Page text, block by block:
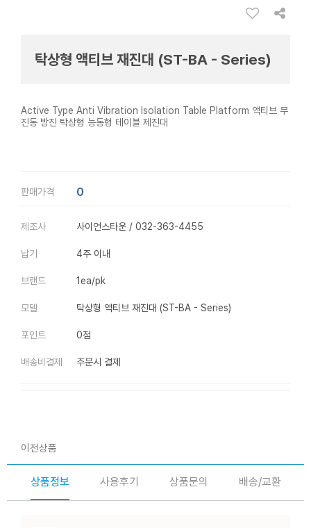
탁상형 액티브 재진대 (ST-BA - Series)
Active Type Anti Vibration Isolation Table Platform 액티브 무
진동 방진 탁상형 능동형 테이블 제진대
판매가격 0
제조사 사이언스타운 / 032-363-4455
납기 4주 이내
브랜드 1ea/pk
모델 탁상형 액티브 재진대 (ST-BA - Series)
포인트 0점
배송비결제 주문시 결제
이전상품
상품정보 사용후기 상품문의 배송/교환